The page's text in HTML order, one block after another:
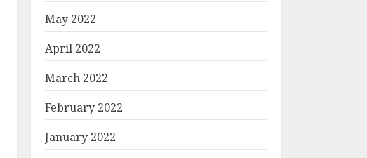
May 2022
April 2022
March 2022
February 2022
January 2022